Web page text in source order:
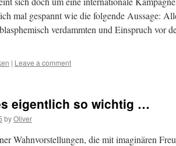
mal gespannt wie die folgende Aussage:
verdammten und Einspruch vor
| Leave a comment
eigentlich so wichtig …
byOliver
Wahnvorstellungen, die mit imaginären